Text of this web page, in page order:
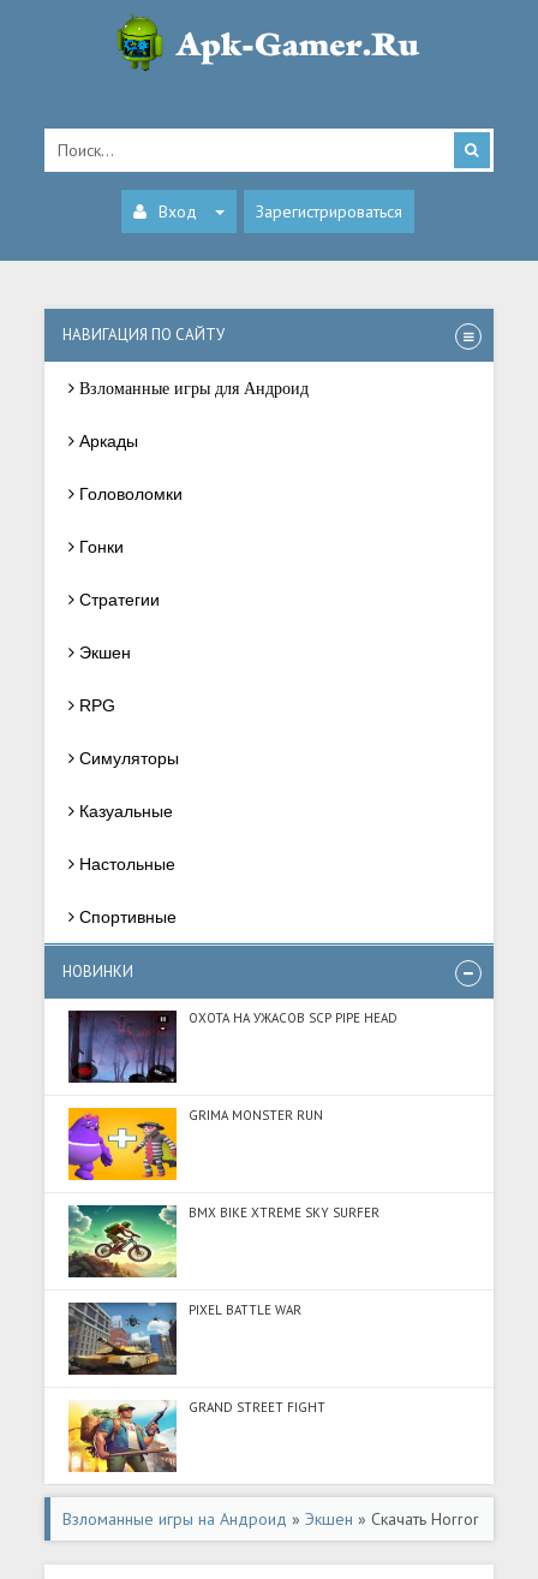
Вход Зарегистрироваться
НАВИГАЦИЯ ПО САЙТУ
Взломанные игры для Андроид
Аркады
Головоломки
Гонки
Стратегии
Экшен
RPG
Симуляторы
Казуальные
Настольные
Спортивные
НОВИНКИ
ОХОТА НА УЖАСОВ SCP PIPE HEAD
GRIMA MONSTER RUN
BMX BIKE XTREME SKY SURFER
PIXEL BATTLE WAR
GRAND STREET FIGHT
Взломанные игры на Андроид »Экшен » Скачать Horror
Hospital® 2 Survival (Много монет) на Андроид